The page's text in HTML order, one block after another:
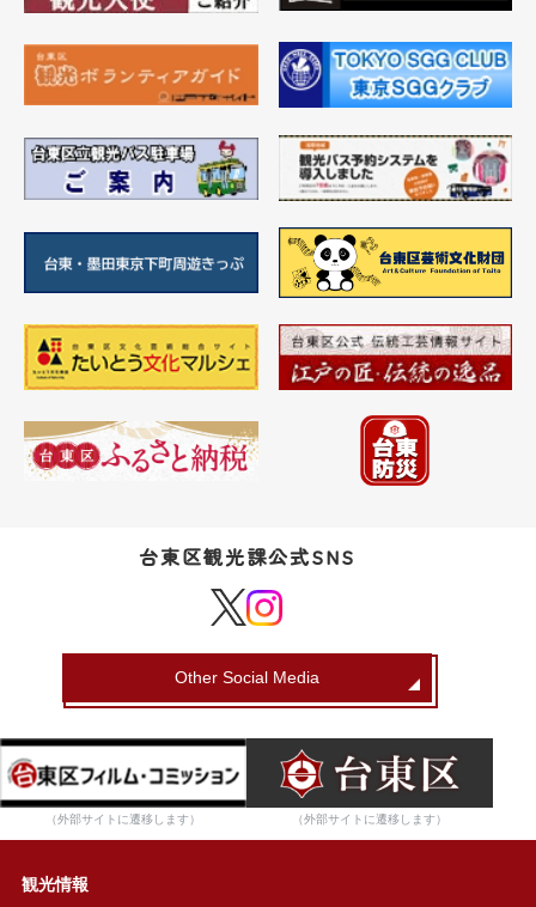
台東区観光課公式SNS
Other Social Media
（外部サイトに遷移します） （外部サイトに遷移します）
観光情報